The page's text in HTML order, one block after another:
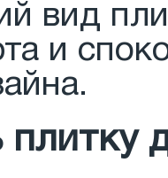
вид
и